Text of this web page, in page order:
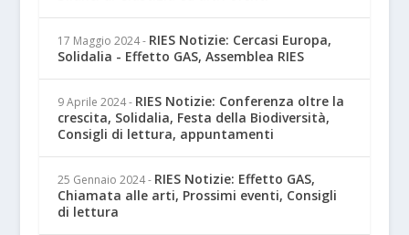
17 Maggio 2024 - RIES Notizie: Cercasi Europa,
Solidalia - Effetto GAS, Assemblea RIES
9 Aprile 2024 - RIES Notizie: Conferenza oltre la
crescita, Solidalia, Festa della Biodiversità,
Consigli di lettura, appuntamenti
25 Gennaio 2024 - RIES Notizie: Effetto GAS,
Chiamata alle arti, Prossimi eventi, Consigli
di lettura